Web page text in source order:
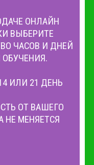
ОНЛАЙН
ВЫБЕРИТЕ
ЧАСОВ И ДНЕЙ
ИЛИ 21 ДЕНЬ
ОТ ВАШЕГО
НЕ МЕНЯЕТСЯ